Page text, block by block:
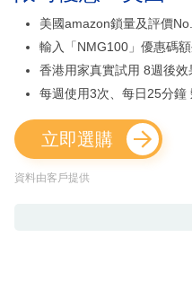
美國amazon鎖量及評價
輸入「NMG100」優惠碼
香港用家真實試用 8週後效
每週使用3次、每日25分鐘
立即選購
資料由客戶提供